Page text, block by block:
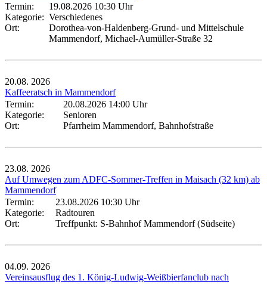
Termin:
19.08.2026 10:30 Uhr
Kategorie: Verschiedenes
Ort:
Dorothea-von-Haldenberg-Grund- und Mittelschule
Mammendorf, Michael-Aumüller-Straße 32
20.08. 2026
Kaffeeratsch in Mammendorf
Termin:
20.08.2026 14:00 Uhr
Kategorie:
Senioren
Ort:
Pfarrheim Mammendorf, Bahnhofstraße
23.08. 2026
Auf Umwegen zum ADFC-Sommer-Treffen in Maisach (32 km) ab
Mammendorf
Termin:
23.08.2026 10:30 Uhr
Kategorie:
Radtouren
Ort:
Treffpunkt: S-Bahnhof Mammendorf (Südseite)
04.09. 2026
Vereinsausflug des 1. König-Ludwig-Weißbierfanclub nach